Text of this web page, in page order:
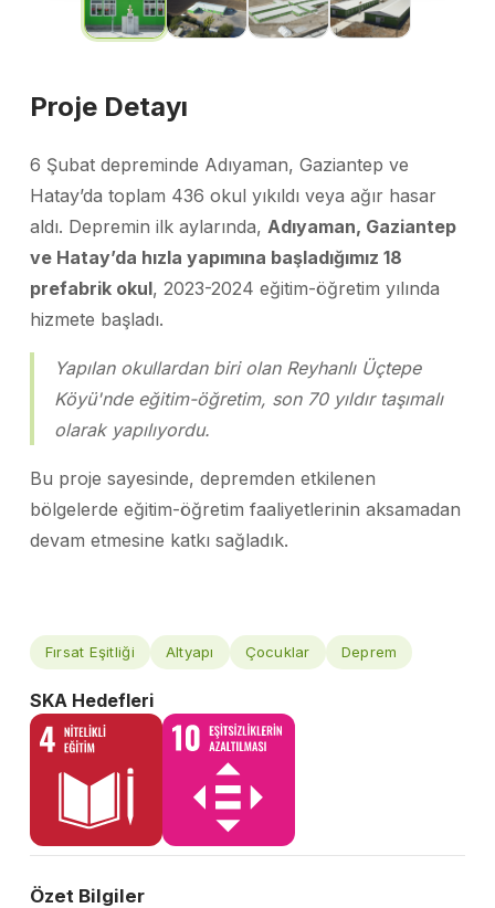
Proje Detayı
6 Şubat depreminde Adıyaman, Gaziantep ve
Hatay’da toplam 436 okul yıkıldı veya ağır hasar
aldı. Depremin ilk aylarında, Adıyaman, Gaziantep
ve Hatay’da hızla yapımına başladığımız 18
prefabrik okul, 2023-2024 eğitim-öğretim yılında
hizmete başladı.
Yapılan okullardan biri olan Reyhanlı Üçtepe
Köyü'nde eğitim-öğretim, son 70 yıldır taşımalı
olarak yapılıyordu.
Bu proje sayesinde, depremden etkilenen
bölgelerde eğitim-öğretim faaliyetlerinin aksamadan
devam etmesine katkı sağladık.
Fırsat Eşitliği Altyapı Çocuklar Deprem
SKA Hedefleri
Özet Bilgiler